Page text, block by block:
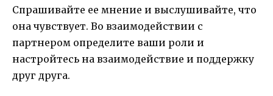
Спрашивайте ее мнение и выслушивайте, что
она чувствует. Во взаимодействии с
партнером определите ваши роли и
настройтесь на взаимодействие и поддержку
друг друга.